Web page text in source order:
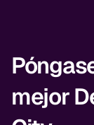
mejor